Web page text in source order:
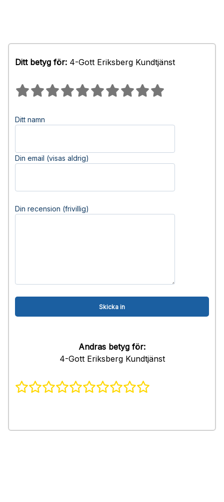
Ditt betyg för: 4-Gott Eriksberg Kundtjänst
Ditt namn
Din email (visas aldrig)
Din recension (frivillig)
Andras betyg för:
4-Gott Eriksberg Kundtjänst